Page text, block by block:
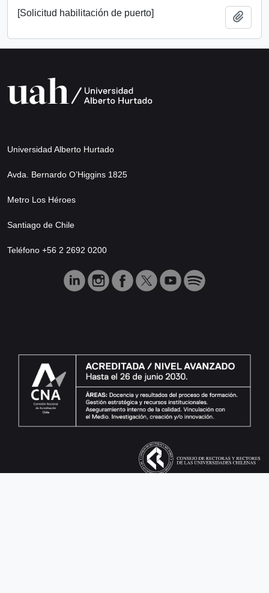
[Solicitud habilitación de puerto]
Universidad Alberto Hurtado
Avda. Bernardo O’Higgins 1825
Metro Los Héroes
Santiago de Chile
Teléfono +56 2 2692 0200